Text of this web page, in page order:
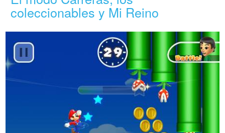
coleccionables y Mi Reino